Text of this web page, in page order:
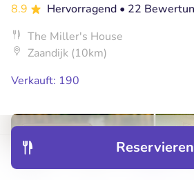
Entdecken
Reservieren
8.9
Hervorragend • 22
The Miller's House
Zaandijk (10km)
Verkauft: 190